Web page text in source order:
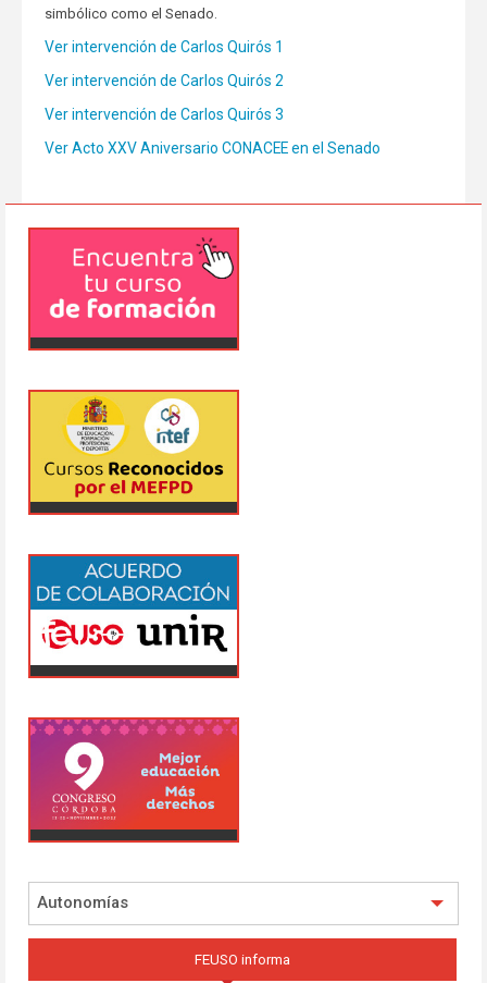
simbólico como el Senado.
Ver intervención de Carlos Quirós 1
Ver intervención de Carlos Quirós 2
Ver intervención de Carlos Quirós 3
Ver Acto XXV Aniversario CONACEE en el Senado
Autonomías
FEUSO informa